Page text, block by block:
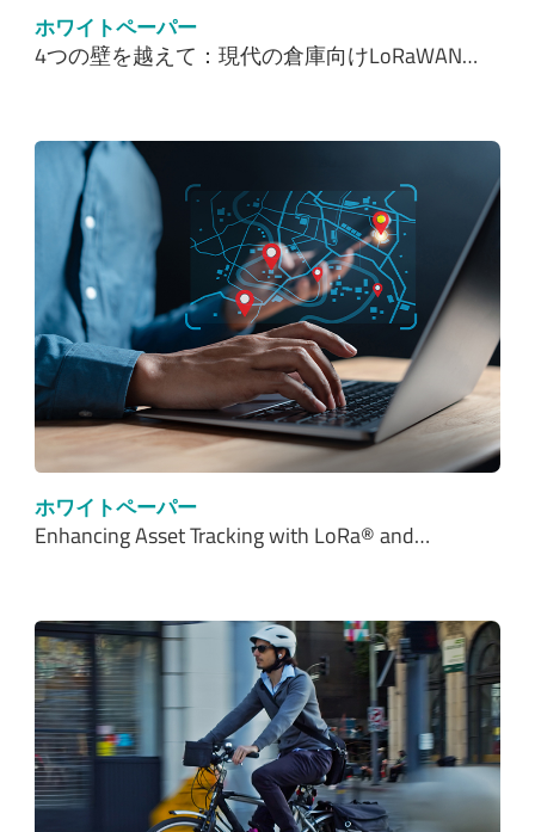
ホワイトペーパー
4つの壁を越えて：現代の倉庫向けLoRaWAN…
ホワイトペーパー
Enhancing Asset Tracking with LoRa® and…